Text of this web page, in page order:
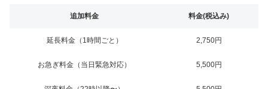
追加料金 料金(税込み)
延長料金（1時間ごと） 2,750円
お急ぎ料金（当日緊急対応） 5,500円